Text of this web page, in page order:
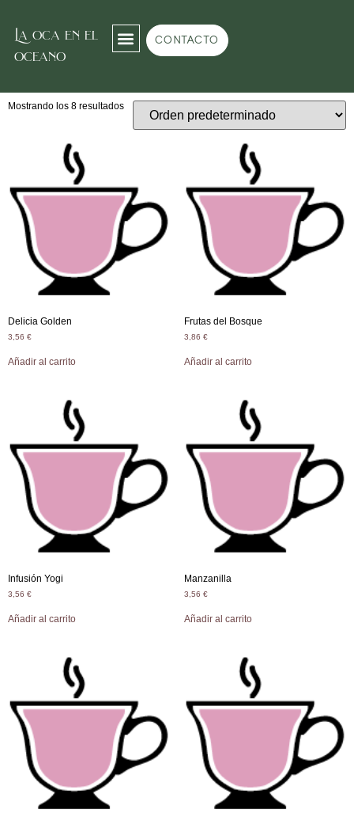
La oca en el
oceano
CONTACTO
Inicio /Tea room/ Infusiones
Infusiones
Mostrando los 8 resultados
Delicia Golden
3,56 €
Añadir al carrito
Frutas del Bosque
3,86 €
Añadir al carrito
Infusión Yogi
3,56 €
Añadir al carrito
Manzanilla
3,56 €
Añadir al carrito